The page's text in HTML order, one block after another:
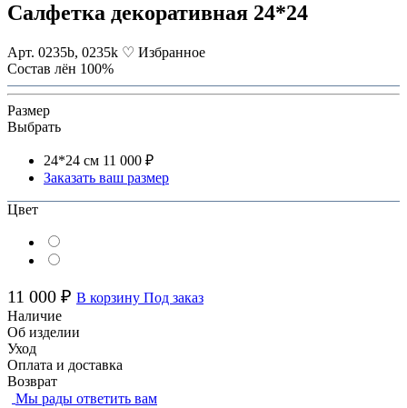
Салфетка декоративная 24*24
Арт. 0235b, 0235k ♡ Избранное
Состав лён 100%
Размер
Выбрать
24*24 см 11 000 ₽
Заказать ваш размер
Цвет
11 000 ₽ В корзину Под заказ
Наличие
Об изделии
Уход
Оплата и доставка
Возврат
Мы рады ответить вам